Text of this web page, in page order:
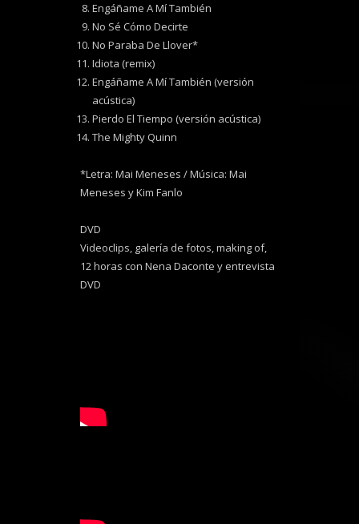
Engáñame A Mí También
No Sé Cómo Decirte
No Paraba De Llover*
Idiota (remix)
Engáñame A Mí También (versión
acústica)
Pierdo El Tiempo (versión acústica)
The Mighty Quinn
*Letra: Mai Meneses / Música: Mai
Meneses y Kim Fanlo
DVD
Videoclips, galería de fotos, making of,
12 horas con Nena Daconte y entrevista
DVD